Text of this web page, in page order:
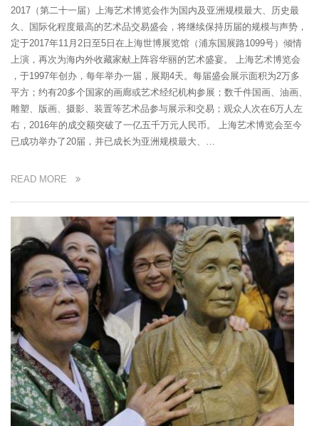
2017（第二十一届）上海艺术博览会作为国内及亚洲规模最大、历史最
久、国际化程度最高的艺术品交易盛会，将继续保持历届的规模与声势，
定于2017年11月2日至5日在上海世博展览馆（浦东国展路1099号）倾情
上演，再次为海内外收藏家献上阵容华丽的艺术盛宴。 上海艺术博览会
，于1997年创办，每年举办一届，展期4天。每届盛会展示面积为2万多
平方；约有20多个国家的画廊或艺术经纪机构参展；数千件国画、油画、
雕塑、版画、摄影、装置等艺术品参与展示和交易；观众人次在6万人左
右，2016年的成交额突破了一亿五千万元人民币。 上海艺术博览会至今
已成功举办了20届，并已成长为亚洲规模最大、…
READ MORE